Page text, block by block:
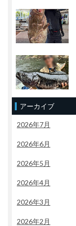
アーカイブ
2026年7月
2026年6月
2026年5月
2026年4月
2026年3月
2026年2月